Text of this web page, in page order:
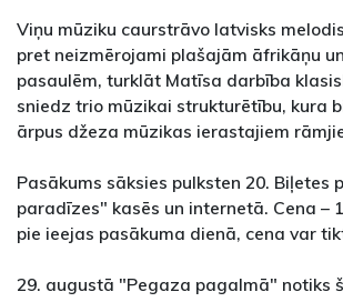
Viņu mūziku caurstrāvo latvisks
pret neizmērojami plašajām āfrikāņu
pasaulēm, turklāt Matīsa darbība
sniedz trio mūzikai strukturētību, kura
ārpus džeza mūzikas ierastajiem
Pasākums sāksies pulksten 20. Biļetes
paradīzes" kasēs un internetā. Cena –
pie ieejas pasākuma dienā, cena var
29. augustā "Pegaza pagalmā" notiks